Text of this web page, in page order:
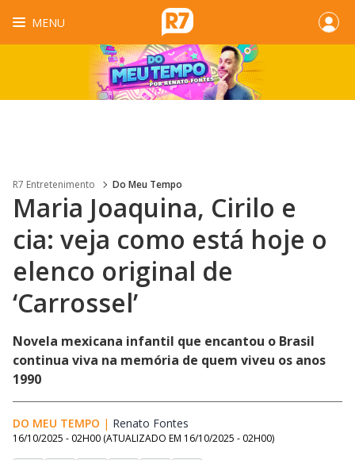
MENU
R7 Entretenimento Do Meu Tempo
Maria Joaquina, Cirilo e
cia: veja como está hoje o
elenco original de
‘Carrossel’
Novela mexicana infantil que encantou o Brasil
continua viva na memória de quem viveu os anos
1990
DO MEU TEMPO | Renato Fontes
16/10/2025 - 02H00 (ATUALIZADO EM 16/10/2025 - 02H00)